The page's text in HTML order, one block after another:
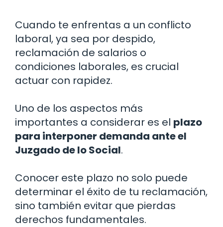
Cuando te enfrentas a un conflicto
laboral, ya sea por despido,
reclamación de salarios o
condiciones laborales, es crucial
actuar con rapidez.
Uno de los aspectos más
importantes a considerar es el plazo
para interponer demanda ante el
Juzgado de lo Social.
Conocer este plazo no solo puede
determinar el éxito de tu reclamación,
sino también evitar que pierdas
derechos fundamentales.